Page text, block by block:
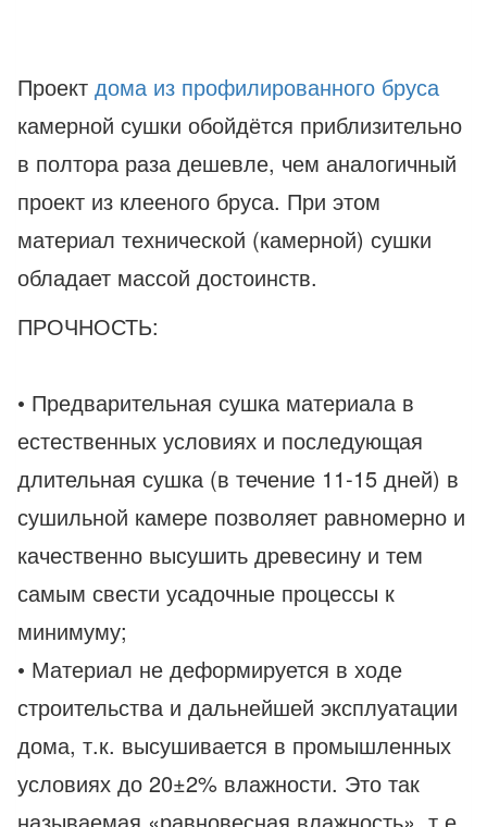
Проект дома из профилированного бруса
камерной сушки обойдётся приблизительно
в полтора раза дешевле, чем аналогичный
проект из клееного бруса. При этом
материал технической (камерной) сушки
обладает массой достоинств.
ПРОЧНОСТЬ:
• Предварительная сушка материала в
естественных условиях и последующая
длительная сушка (в течение 11-15 дней) в
сушильной камере позволяет равномерно и
качественно высушить древесину и тем
самым свести усадочные процессы к
минимуму;
• Материал не деформируется в ходе
строительства и дальнейшей эксплуатации
дома, т.к. высушивается в промышленных
условиях до 20±2% влажности. Это так